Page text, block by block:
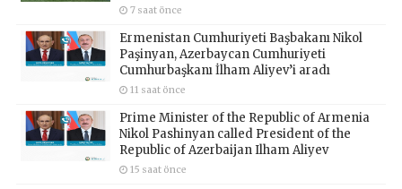
7 saat önce
Ermenistan Cumhuriyeti Başbakanı Nikol
Paşinyan, Azerbaycan Cumhuriyeti
Cumhurbaşkanı İlham Aliyev’i aradı
11 saat önce
Prime Minister of the Republic of Armenia
Nikol Pashinyan called President of the
Republic of Azerbaijan Ilham Aliyev
15 saat önce